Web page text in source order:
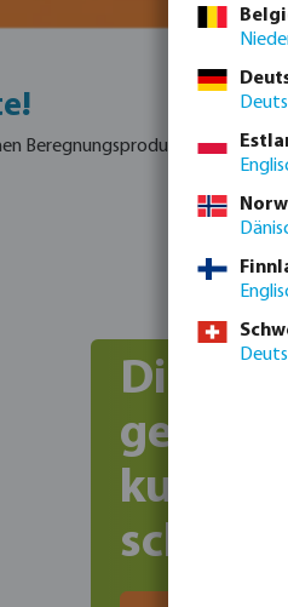
ein. Von
Diese
gelten
kurze
schnell